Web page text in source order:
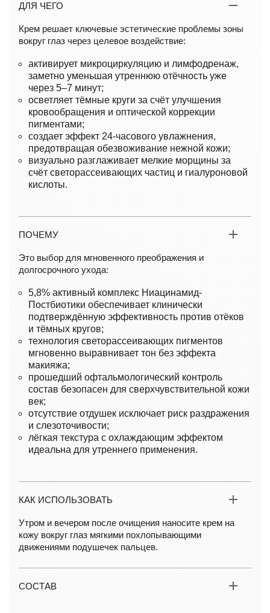
ДЛЯ ЧЕГО
Крем решает ключевые эстетические проблемы зоны
вокруг глаз через целевое воздействие:
активирует микроциркуляцию и лимфодренаж,
заметно уменьшая утреннюю отёчность уже
через 5–7 минут;
осветляет тёмные круги за счёт улучшения
кровообращения и оптической коррекции
пигментами;
создает эффект 24-часового увлажнения,
предотвращая обезвоживание нежной кожи;
визуально разглаживает мелкие морщины за
счёт светорассеивающих частиц и гиалуроновой
кислоты.
ПОЧЕМУ
Это выбор для мгновенного преображения и
долгосрочного ухода:
5,8% активный комплекс Ниацинамид-
Постбиотики обеспечивает клинически
подтверждённую эффективность против отёков
и тёмных кругов;
технология светорассеивающих пигментов
мгновенно выравнивает тон без эффекта
макияжа;
прошедший офтальмологический контроль
состав безопасен для сверхчувствительной кожи
век;
отсутствие отдушек исключает риск раздражения
и слезоточивости;
лёгкая текстура с охлаждающим эффектом
идеальна для утреннего применения.
КАК ИСПОЛЬЗОВАТЬ
Утром и вечером после очищения наносите крем на
кожу вокруг глаз мягкими похлопывающими
движениями подушечек пальцев.
СОСТАВ